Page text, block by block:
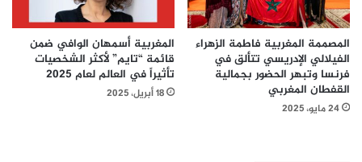
المصممة المغربية فاطمة الزهراء
الفيلالي الإدريسي تتألق في
فرنسا وتبهر الحضور بجمالية
القفطان المغربي
24 مايو، 2025
المغربية أسمهان الوافي ضمن
قائمة “تايم” لأكثر الشخصيات
تأثيراً في العالم لعام 2025
18 أبريل، 2025